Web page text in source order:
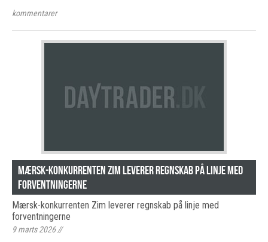
kommentarer
Mærsk-konkurrenten Zim leverer regnskab på linje med
forventningerne
Mærsk-konkurrenten Zim leverer regnskab på linje med
forventningerne
9 marts 2026//